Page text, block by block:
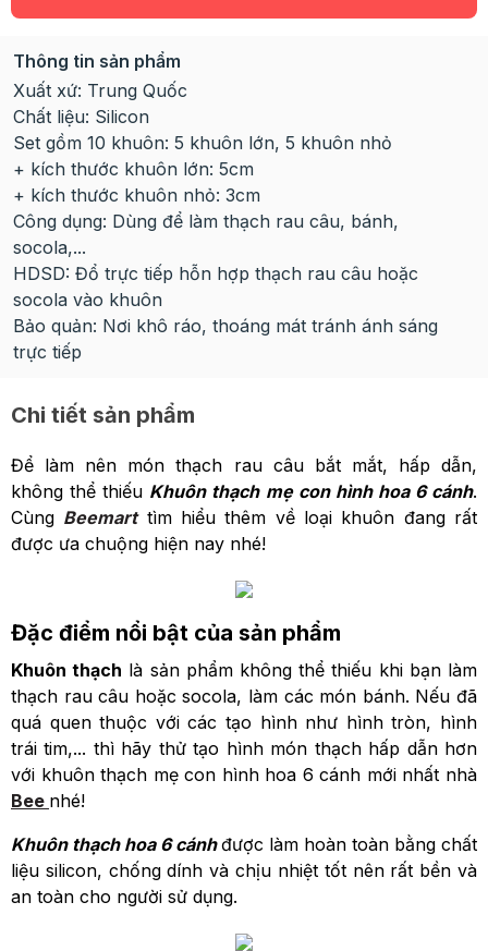
Thông tin sản phẩm
Xuất xứ: Trung Quốc
Chất liệu: Silicon
Set gồm 10 khuôn: 5 khuôn lớn, 5 khuôn nhỏ
+ kích thước khuôn lớn: 5cm
+ kích thước khuôn nhỏ: 3cm
Công dụng: Dùng để làm thạch rau câu, bánh,
socola,...
HDSD: Đổ trực tiếp hỗn hợp thạch rau câu hoặc
socola vào khuôn
Bảo quản: Nơi khô ráo, thoáng mát tránh ánh sáng
trực tiếp
Chi tiết sản phẩm
Để làm nên món thạch rau câu bắt mắt, hấp dẫn,
không thể thiếu Khuôn thạch mẹ con hình hoa 6 cánh.
Cùng Beemarttìm hiểu thêm về loại khuôn đang rất
được ưa chuộng hiện nay nhé!
Đặc điểm nổi bật của sản phẩm
Khuôn thạch là sản phẩm không thể thiếu khi bạn làm
thạch rau câu hoặc socola, làm các món bánh. Nếu đã
quá quen thuộc với các tạo hình như hình tròn, hình
trái tim,... thì hãy thử tạo hình món thạch hấp dẫn hơn
với khuôn thạch mẹ con hình hoa 6 cánh mới nhất nhà
Bee nhé!
Khuôn thạch hoa 6 cánhđược làm hoàn toàn bằng chất
liệu silicon, chống dính và chịu nhiệt tốt nên rất bền và
an toàn cho người sử dụng.